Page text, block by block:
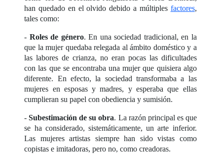
han quedado en el olvido debido a múltiples factores,
tales como:
- Roles de género. En una sociedad tradicional, en la
que la mujer quedaba relegada al ámbito doméstico y a
las labores de crianza, no eran pocas las dificultades
con las que se encontraba una mujer que quisiera algo
diferente. En efecto, la sociedad transformaba a las
mujeres en esposas y madres, y esperaba que ellas
cumplieran su papel con obediencia y sumisión.
-Subestimación de su obra. La razón principal es que
se ha considerado, sistemáticamente, un arte inferior.
Las mujeres artistas siempre han sido vistas como
copistas e imitadoras, pero no, como creadoras.